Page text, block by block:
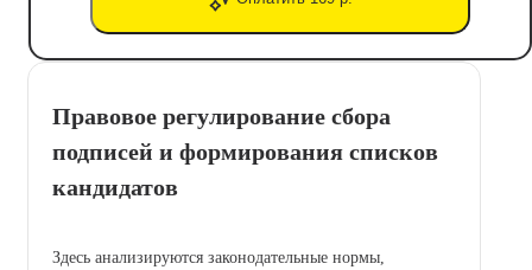
Правовое регулирование сбора
подписей и формирования списков
кандидатов
Здесь анализируются законодательные нормы,